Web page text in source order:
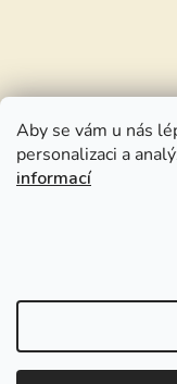
Aby se vám u nás
personalizaci a
informací